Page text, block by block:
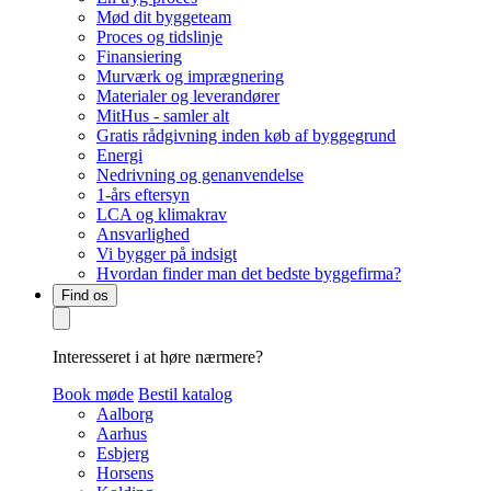
Mød dit byggeteam
Proces og tidslinje
Finansiering
Murværk og imprægnering
Materialer og leverandører
MitHus - samler alt
Gratis rådgivning inden køb af byggegrund
Energi
Nedrivning og genanvendelse
1-års eftersyn
LCA og klimakrav
Ansvarlighed
Vi bygger på indsigt
Hvordan finder man det bedste byggefirma?
Find os
Interesseret i at høre nærmere?
Book møde Bestil katalog
Aalborg
Aarhus
Esbjerg
Horsens